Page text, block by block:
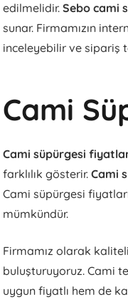
edilmelidir.Sebo cami
sunar. Firmamızın
inceleyebilir ve sipariş
Cami
Cami süpürgesi
farklılık gösterir.Cami
Cami süpürgesi
mümkündür.
Firmamız olarak
buluşturuyoruz. Cami
uygun fiyatlı hem de